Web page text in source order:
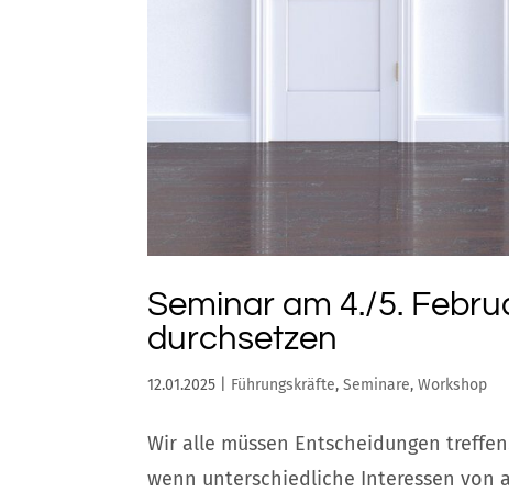
Seminar am 4./5.
durchsetzen
12.01.2025 Führungskräfte,Seminare,Workshop
Wir alle müssen Entscheidungen
wenn unterschiedliche Interessen von